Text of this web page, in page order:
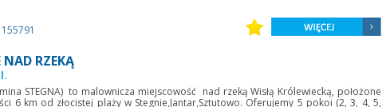
155791
NAD RZEKĄ
STEGNA) to malownicza miejscowość nad rzeką Wisłą Królewiecką, położone
6 km od złocistej plaży w Stegnie,Jantar,Sztutowo. Oferujemy 5 pokoi (2, 3, 4, 5,